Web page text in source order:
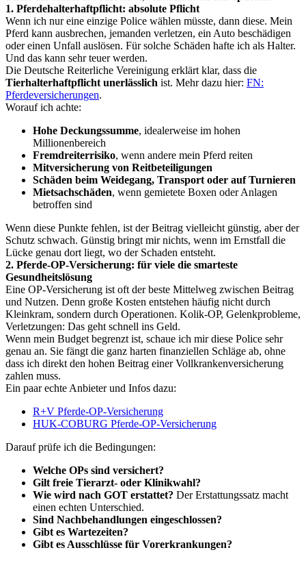
1. Pferdehalterhaftpflicht: absolute Pflicht
Wenn ich nur eine einzige Police wählen müsste, dann diese. Mein
Pferd kann ausbrechen, jemanden verletzen, ein Auto beschädigen
oder einen Unfall auslösen. Für solche Schäden hafte ich als Halter.
Und das kann sehr teuer werden.
Die Deutsche Reiterliche Vereinigung erklärt klar, dass die
Tierhalterhaftpflicht unerlässlich ist. Mehr dazu hier: FN:
Pferdeversicherungen.
Worauf ich achte:
Hohe Deckungssumme, idealerweise im hohen
Millionenbereich
Fremdreiterrisiko, wenn andere mein Pferd reiten
Mitversicherung von Reitbeteiligungen
Schäden beim Weidegang, Transport oder auf Turnieren
Mietsachschäden, wenn gemietete Boxen oder Anlagen
betroffen sind
Wenn diese Punkte fehlen, ist der Beitrag vielleicht günstig, aber der
Schutz schwach. Günstig bringt mir nichts, wenn im Ernstfall die
Lücke genau dort liegt, wo der Schaden entsteht.
2. Pferde-OP-Versicherung: für viele die smarteste
Gesundheitslösung
Eine OP-Versicherung ist oft der beste Mittelweg zwischen Beitrag
und Nutzen. Denn große Kosten entstehen häufig nicht durch
Kleinkram, sondern durch Operationen. Kolik-OP, Gelenkprobleme,
Verletzungen: Das geht schnell ins Geld.
Wenn mein Budget begrenzt ist, schaue ich mir diese Police sehr
genau an. Sie fängt die ganz harten finanziellen Schläge ab, ohne
dass ich direkt den hohen Beitrag einer Vollkrankenversicherung
zahlen muss.
Ein paar echte Anbieter und Infos dazu:
R+V Pferde-OP-Versicherung
HUK-COBURG Pferde-OP-Versicherung
Darauf prüfe ich die Bedingungen:
Welche OPs sind versichert?
Gilt freie Tierarzt- oder Klinikwahl?
Wie wird nach GOT erstattet? Der Erstattungssatz macht
einen echten Unterschied.
Sind Nachbehandlungen eingeschlossen?
Gibt es Wartezeiten?
Gibt es Ausschlüsse für Vorerkrankungen?